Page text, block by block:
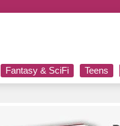
Fantasy & SciFi Teens